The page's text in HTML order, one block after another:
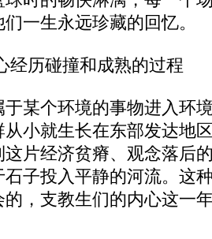
一生永远珍藏的回忆。
历碰撞和成熟的过程
某个环境的事物进入环
小就生长在东部发达地
片经济贫瘠、观念落后
子投入平静的河流。这
，支教生们的内心这一